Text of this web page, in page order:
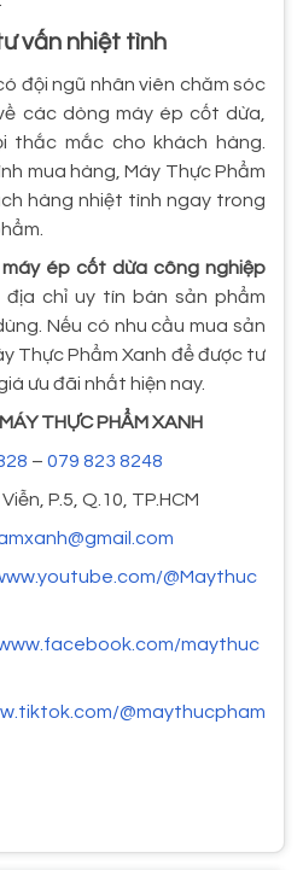
vấn nhiệt tình
đội ngũ nhân viên chăm sóc
các dòng máy ép cốt dừa,
thắc mắc cho khách hàng.
mua hàng, Máy Thực Phẩm
hàng nhiệt tình ngay trong
máy ép cốt dừa công nghiệp
địa chỉ uy tín bán sản phẩm
Nếu có nhu cầu mua sản
Thực Phẩm Xanh để được tư
ưu đãi nhất hiện nay.
THỰC PHẨM XANH
– 079 823 8248
P.5, Q.10, TP.HCM
@Maythuc
maythuc
@maythucpham